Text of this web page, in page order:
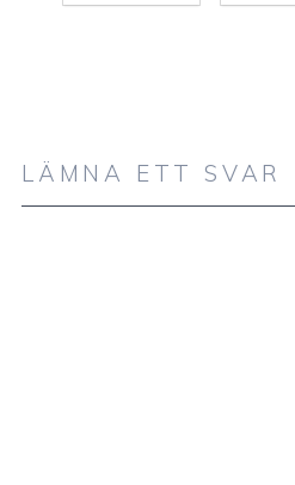
LÄMNA ETT SVAR